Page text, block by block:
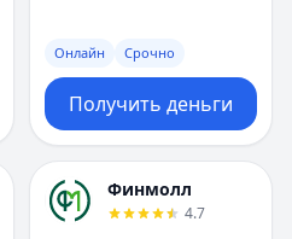
Онлайн Срочно
Получить деньги
Финмолл
4.7